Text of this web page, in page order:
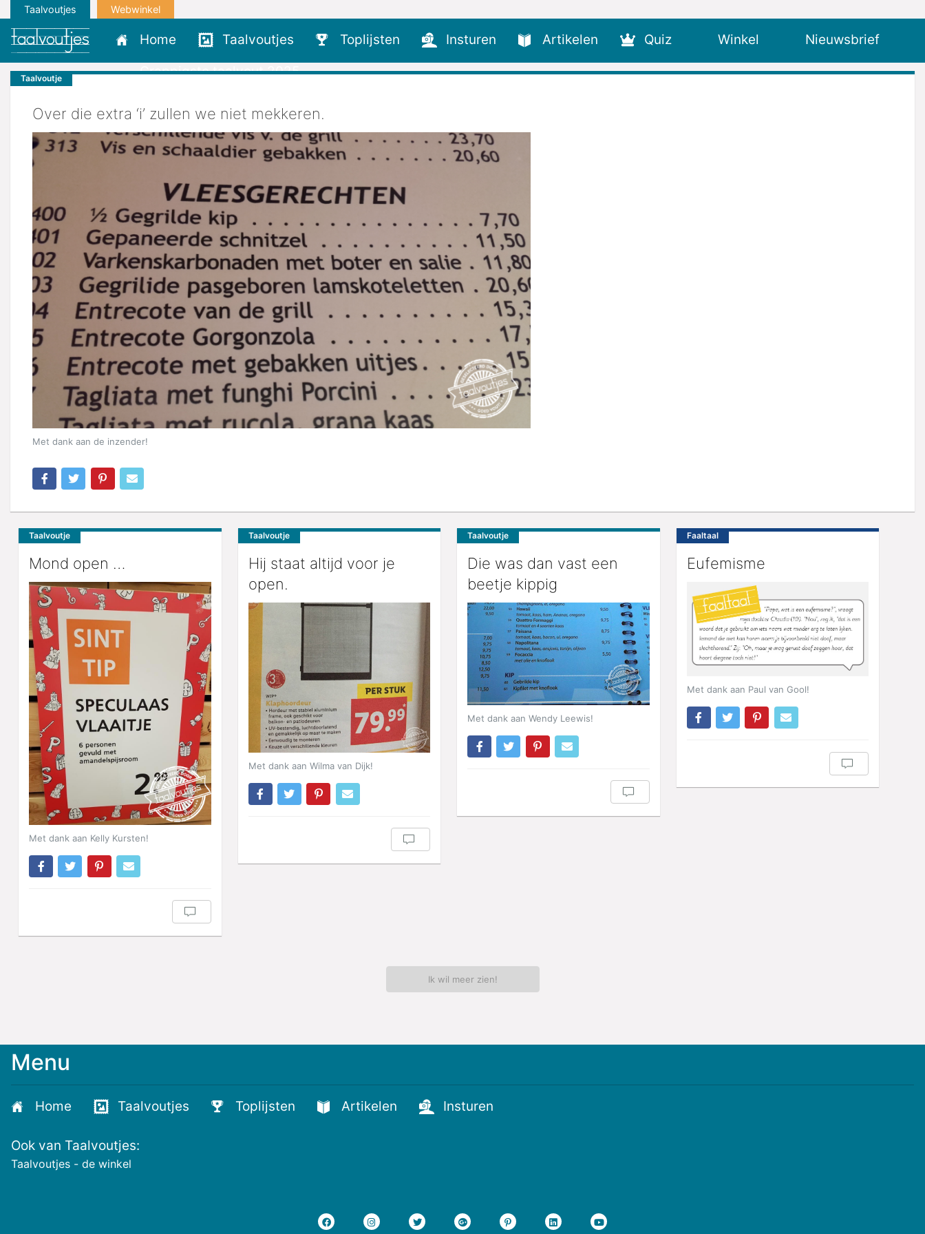
Taalvoutjes Webwinkel
Home Taalvoutjes Toplijsten Insturen Artikelen Quiz Winkel
Nieuwsbrief
Grappigste taalvout 2025
Taalvoutje
Over die extra ‘i’ zullen we niet mekkeren.
Met dank aan de inzender!
Taalvoutje
Mond open …
Met dank aan Kelly Kursten!
Taalvoutje
Hij staat altijd voor je
open.
Met dank aan Wilma van Dijk!
Taalvoutje
Die was dan vast een
beetje kippig
Met dank aan Wendy Leewis!
Faaltaal
Eufemisme
Met dank aan Paul van Gool!
Ik wil meer zien!
Meld
voor
nieuwste
voutjes
Menu
Home Taalvoutjes Toplijsten Artikelen Insturen
Ook van Taalvoutjes:
Taalvoutjes - de winkel